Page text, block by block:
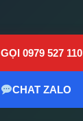
GỌI 0979 527 110
CHAT ZALO